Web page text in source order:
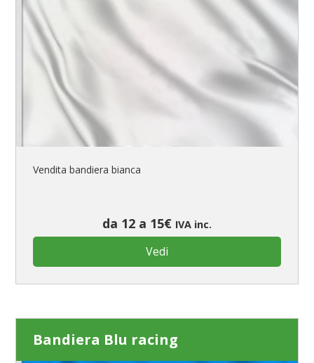
Bandiere per ambasciate
Bandiere per riserve naturali e parchi
Bandiere per musicisti
Bandiere per feste
Bandiere Militari e della Marina
pennoni per bandiere
Vendita bandiera bianca
da 12 a 15€ IVA inc.
Vedi
Bandiera Blu racing